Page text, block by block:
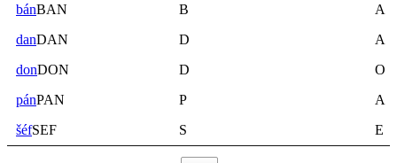
bánBAN B
A
danDAN D
A
donDON D
O
pánPAN P
A
šéfSEF S E